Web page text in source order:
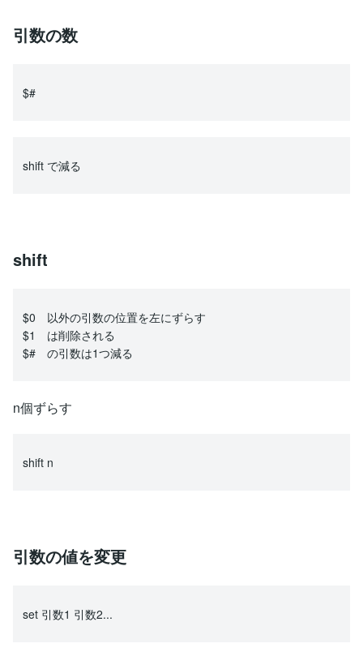
引数の数
$#
shift で減る
shift
$0 以外の引数の位置を左にずらす
$1 は削除される
$# の引数は1つ減る
n個ずらす
shift n
引数の値を変更
set 引数1 引数2...